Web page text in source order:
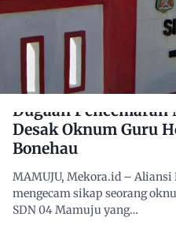
Dugaan Pencemaran
Desak Oknum Guru
Bonehau
MAMUJU, Mekora.id – Aliansi
mengecam sikap seorang
SDN 04 Mamuju yang…